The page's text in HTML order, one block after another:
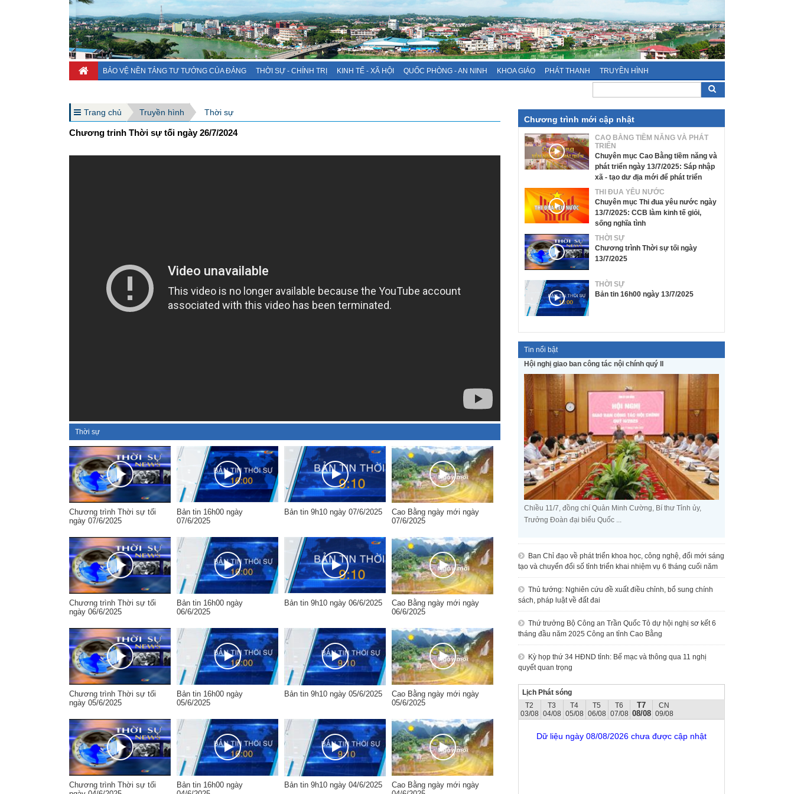
BẢO VỆ NỀN TẢNG TƯ TƯỞNG CỦA ĐẢNG THỜI SỰ - CHÍNH TRỊ KINH TẾ - XÃ HỘI QUỐC PHÒNG - AN NINH KHOA GIÁO PHÁT THANH TRUYỀN HÌNH
Trang chủ Truyền hình Thời sự
Chương trinh Thời sự tối ngày 26/7/2024
Thời sự
Chương trình Thời sự tối
ngày 07/6/2025
Bản tin 16h00 ngày
07/6/2025
Bản tin 9h10 ngày 07/6/2025
Cao Bằng ngày mới ngày
07/6/2025
Chương trình Thời sự tối
ngày 06/6/2025
Bản tin 16h00 ngày
06/6/2025
Bản tin 9h10 ngày 06/6/2025
Cao Bằng ngày mới ngày
06/6/2025
Chương trình Thời sự tối
ngày 05/6/2025
Bản tin 16h00 ngày
05/6/2025
Bản tin 9h10 ngày 05/6/2025
Cao Bằng ngày mới ngày
05/6/2025
Chương trình Thời sự tối
Bản tin 16h00 ngày
Bản tin 9h10 ngày 04/6/2025
Cao Bằng ngày mới ngày
Chương trình mới cập nhật
CAO BẰNG TIỀM NĂNG VÀ PHÁT
TRIỂN
Chuyên mục Cao Bằng tiềm năng và
phát triển ngày 13/7/2025: Sáp nhập
xã - tạo dư địa mới để phát triển
THI ĐUA YÊU NƯỚC
Chuyên mục Thi đua yêu nước ngày
13/7/2025: CCB làm kinh tế giỏi,
sống nghĩa tình
THỜI SỰ
Chương trình Thời sự tối ngày
13/7/2025
THỜI SỰ
Bản tin 16h00 ngày 13/7/2025
Tin nổi bật
Hội nghị giao ban công tác nội chính quý II
Chiều 11/7, đồng chí Quản Minh Cường, Bí thư Tỉnh ủy,
Trưởng Đoàn đại biểu Quốc ...
Ban Chỉ đạo về phát triển khoa học, công nghệ, đổi mới sáng
tạo và chuyển đổi số tỉnh triển khai nhiệm vụ 6 tháng cuối năm
Thủ tướng: Nghiên cứu đề xuất điều chỉnh, bổ sung chính
sách, pháp luật về đất đai
Thứ trưởng Bộ Công an Trần Quốc Tỏ dự hội nghị sơ kết 6
tháng đầu năm 2025 Công an tỉnh Cao Bằng
Kỳ họp thứ 34 HĐND tỉnh: Bế mạc và thông qua 11 nghị
quyết quan trọng
Lịch Phát sóng
T2
03/08
T3
04/08
T4
05/08
T5
06/08
T6
07/08
T7
08/08
CN
09/08
Dữ liệu ngày 08/08/2026 chưa được cập nhật